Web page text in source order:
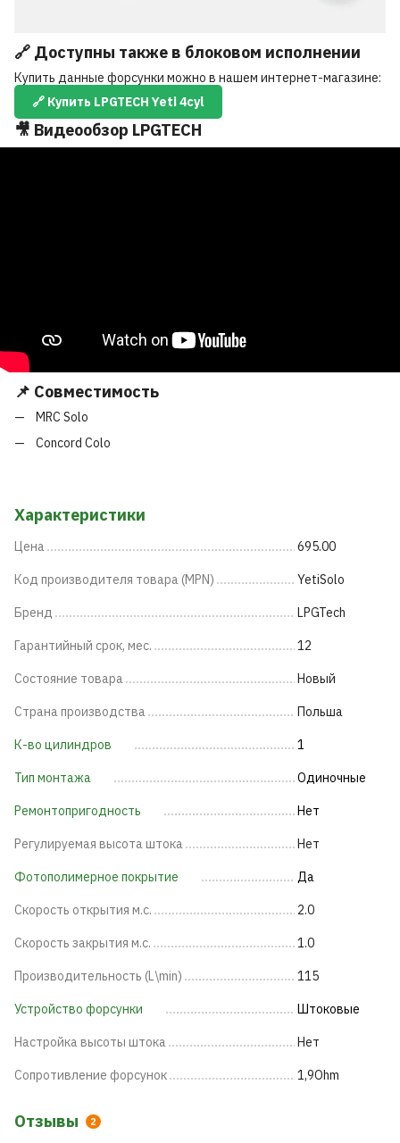
🔗 Доступны также в блоковом исполнении
Купить данные форсунки можно в нашем интернет-магазине:
🔗 Купить LPGTECH Yeti 4cyl
🎥 Видеообзор LPGTECH
📌 Совместимость
MRC Solo
Concord Colo
Характеристики
Цена 695.00
Код производителя товара (MPN) YetiSolo
Бренд LPGTech
Гарантийный срок, мес. 12
Состояние товара Новый
Страна производства Польша
К-во цилиндров 1
Тип монтажа Одиночные
Ремонтопригодность Нет
Регулируемая высота штока Нет
Фотополимерное покрытие Да
Скорость открытия м.с. 2.0
Скорость закрытия м.с. 1.0
Производительность (L\min) 115
Устройство форсунки Штоковые
Настройка высоты штока Нет
Сопротивление форсунок 1,9Ohm
Отзывы 2